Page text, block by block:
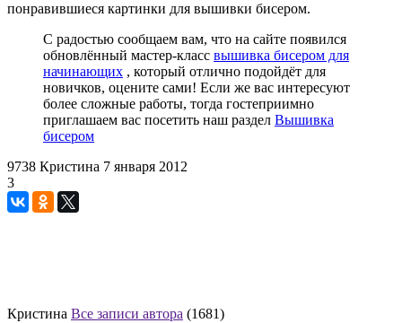
понравившиеся картинки для вышивки бисером.
С радостью сообщаем вам, что на сайте появился
обновлённый мастер-класс вышивка бисером для
начинающих , который отлично подойдёт для
новичков, оцените сами! Если же вас интересуют
более сложные работы, тогда гостеприимно
приглашаем вас посетить наш раздел Вышивка
бисером
9738 Кристина 7 января 2012
3
Кристина Все записи автора (1681)